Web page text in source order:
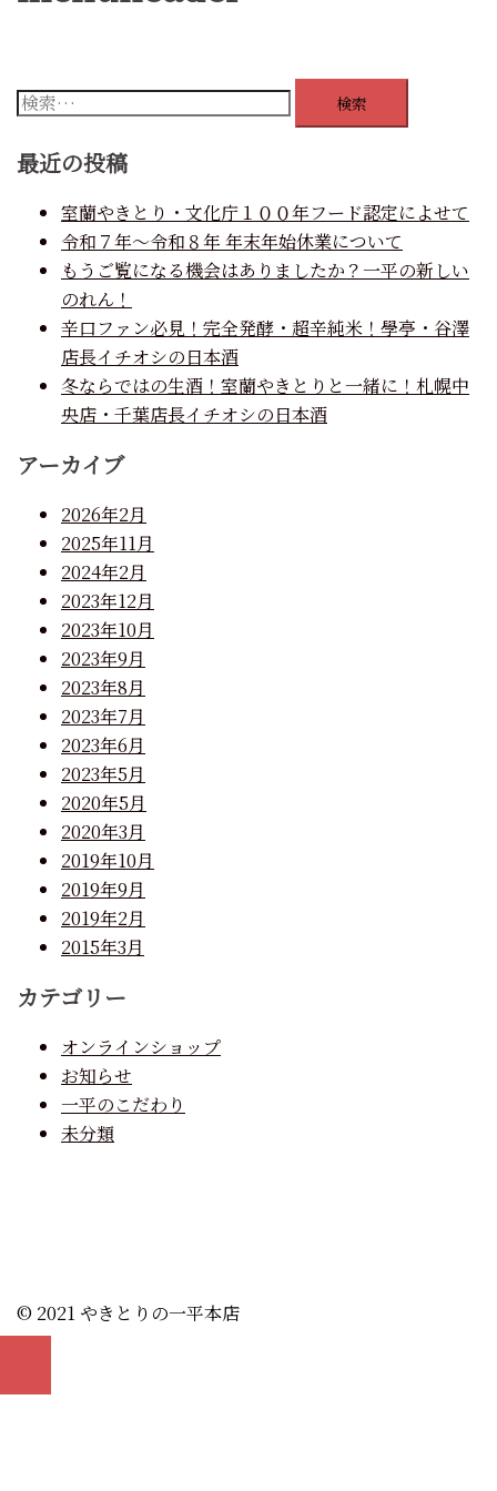
検
最近の投稿
室蘭やきとり・文化庁１００年フード認定によせて
令和７年～令和８年 年末年始休業について
もうご覧になる機会はありましたか？一平の新しい
のれん！
辛口ファン必見！完全発酵・超辛純米！學亭・谷澤
店長イチオシの日本酒
冬ならではの生酒！室蘭やきとりと一緒に！札幌中
央店・千葉店長イチオシの日本酒
アーカイブ
2026年2月
2025年11月
2024年2月
2023年12月
2023年10月
2023年9月
2023年8月
2023年7月
2023年6月
2023年5月
2020年5月
2020年3月
2019年10月
2019年9月
2019年2月
2015年3月
カテゴリー
オンラインショップ
お知らせ
一平のこだわり
未分類
© 2021 やきとりの一平本店